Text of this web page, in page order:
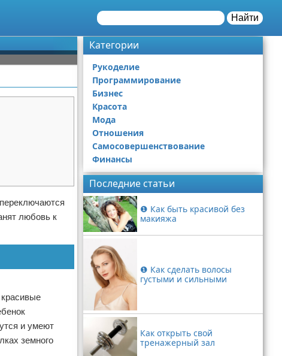
Найти
любовь к
и умеют
земного
Категории
Рукоделие
Программирование
Бизнес
Красота
Мода
Отношения
Самосовершенствование
Финансы
Последние статьи
❶ Как быть красивой без
макияжа
❶ Как сделать волосы
густыми и сильными
Как открыть свой
тренажерный зал